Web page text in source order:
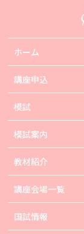
ホーム
講座申込
模試
模試案内
教材紹介
講座会場一覧
国試情報